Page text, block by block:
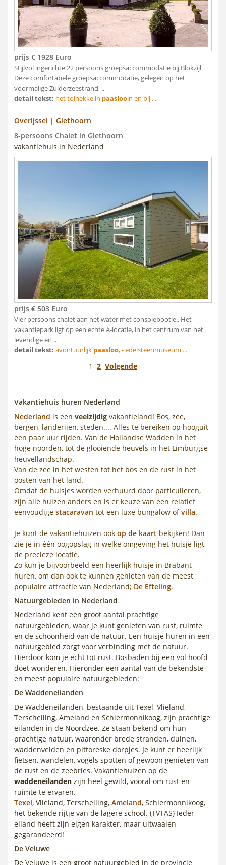
prijs € 1928 Euro
Stijlvol ingerichte 22 persoons groepsaccommodatie bij Blokzijl.
Deze comfortabele groepsaccommodatie, gelegen op het
voormalige Zuiderzeestrand, ..
detail tekst: het tolhekke in paaslooin en bij . .
Overijssel | Giethoorn
8-persoons Chalet in Giethoorn
vakantiehuis in Nederland
prijs € 503 Euro
Vier persoons chalet aan het water met consolebootje.. Het
vakantiepark ligt op een echte A-locatie, in het centrum van het
levendige en ..
detail tekst: avontuurlijk paasloo, - edelsteenmuseum . .
1 2 Volgende
Vakantiehuis huren Nederland
Nederland is een veelzijdig vakantieland! Bos, zee,
bergen, landerijen, steden.... Alles te bereiken op hooguit
een paar uur rijden. Van de Hollandse Wadden in het
hoge noorden, tot de glooiende heuvels in het Limburgse
heuvellandschap.
Van de zee in het westen tot het bos en de rust in het
oosten van het land.
Omdat de huisjes worden verhuurd door particulieren,
zijn alle huizen anders en is er keuze van een relatief
eenvoudige stacaravan tot een luxe bungalow ofvilla.
Je kunt de vakantiehuizen ook op de kaart bekijken! Dan
zie je in één oogopslag in welke omgeving het huisje ligt,
de precieze locatie.
Zo kun je bijvoorbeeld een heerlijk huisje in Brabant
huren, om dan ook te kunnen genieten van de meest
populaire attractie van Nederland; De Efteling.
Natuurgebieden in Nederland
Nederland kent een groot aantal prachtige
natuurgebieden, waar je kunt genieten van rust, ruimte
en de schoonheid van de natuur. Een huisje huren in een
natuurgebied zorgt voor verbinding met de natuur.
Hierdoor kom je echt tot rust. Bosbaden bij een vol hoofd
doet wonderen. Hieronder een aantal van de bekendste
en meest populaire natuurgebieden:
De Waddeneilanden
De Waddeneilanden, bestaande uit Texel, Vlieland,
Terschelling, Ameland en Schiermonnikoog, zijn prachtige
eilanden in de Noordzee. Ze staan bekend om hun
prachtige natuur, waaronder brede stranden, duinen,
waddenvelden en pittoreske dorpjes. Je kunt er heerlijk
fietsen, wandelen, vogels spotten of gewoon genieten van
de rust en de zeebries. Vakantiehuizen op de
waddeneilanden zijn heel gewild, vooral om rust en
ruimte te ervaren.
Texel, Vlieland, Terschelling, Ameland, Schiermonnikoog,
het bekende rijtje van de lagere school. (TVTAS) Ieder
eiland heeft zijn eigen karakter, maar uitwaaien
gegarandeerd!
De Veluwe
De Veluwe is een groot natuurgebied in de provincie